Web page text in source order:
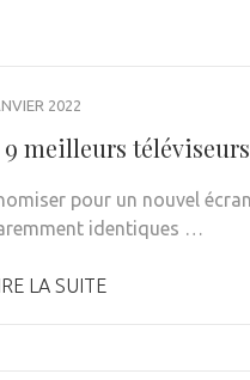
2022
9 meilleurs
pour un nouvel
identiques …
LA SUITE